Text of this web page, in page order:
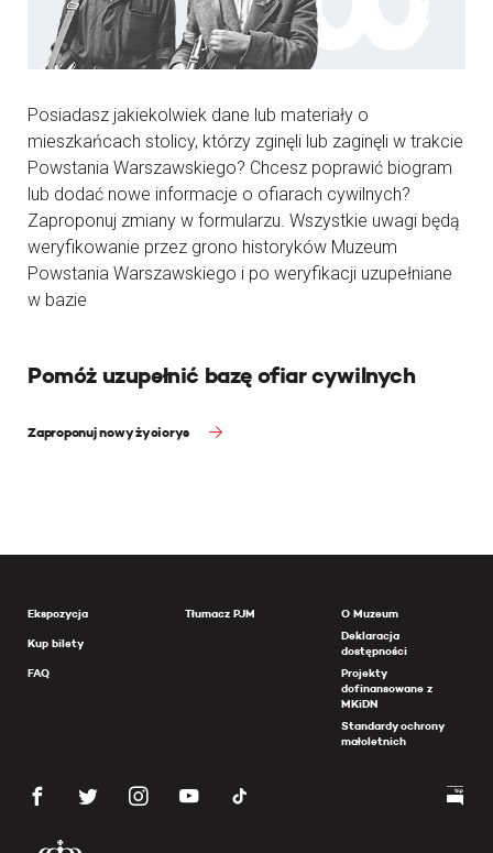
Posiadasz jakiekolwiek dane lub materiały o
mieszkańcach stolicy, którzy zginęli lub zaginęli w trakcie
Powstania Warszawskiego? Chcesz poprawić biogram
lub dodać nowe informacje o ofiarach cywilnych?
Zaproponuj zmiany w formularzu. Wszystkie uwagi będą
weryfikowanie przez grono historyków Muzeum
Powstania Warszawskiego i po weryfikacji uzupełniane
w bazie
Pomóż uzupełnić bazę ofiar cywilnych
Zaproponuj nowy życiorys
Ekspozycja
Kup bilety
FAQ
Tłumacz PJM
O Muzeum
Deklaracja
dostępności
Projekty
dofinansowane z
MKiDN
Standardy ochrony
małoletnich